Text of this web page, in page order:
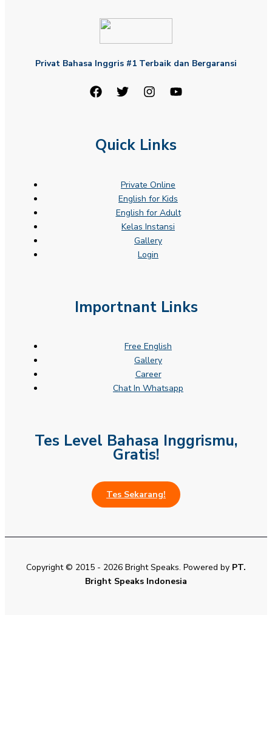
Privat Bahasa Inggris #1 Terbaik dan Bergaransi
Quick Links
Private Online
English for Kids
English for Adult
Kelas Instansi
Gallery
Login
Importnant Links
Free English
Gallery
Career
Chat In Whatsapp
Tes Level Bahasa Inggrismu,
Gratis!
Tes Sekarang!
Copyright © 2015 - 2026 Bright Speaks. Powered by PT.
Bright Speaks Indonesia